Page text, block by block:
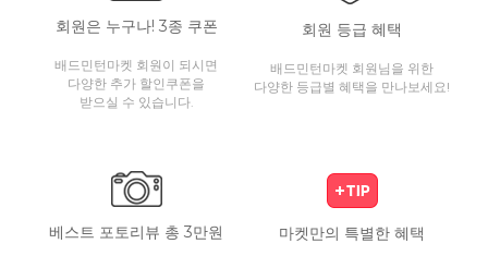
회원은 누구나! 3종 쿠폰
배드민턴마켓 회원이 되시면
다양한 추가 할인쿠폰을
받으실 수 있습니다.
회원 등급 혜택
배드민턴마켓 회원님을 위한
다양한 등급별 혜택을 만나보세요!
베스트 포토리뷰 총 3만원 마켓만의 특별한 혜택